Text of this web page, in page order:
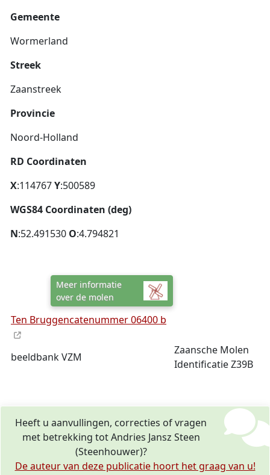
Gemeente
Wormerland
Streek
Zaanstreek
Provincie
Noord-Holland
RD Coordinaten
X:114767Y:500589
WGS84 Coordinaten (deg)
N:52.491530 O:4.794821
Meer informatie
over de molen
Ten Bruggencatenummer 06400 b
beeldbank VZM
Zaansche Molen
Identificatie Z39B
Heeft u aanvullingen, correcties of vragen
met betrekking tot Andries Jansz Steen
(Steenhouwer)?
De auteur van deze publicatie hoort het graag van u!